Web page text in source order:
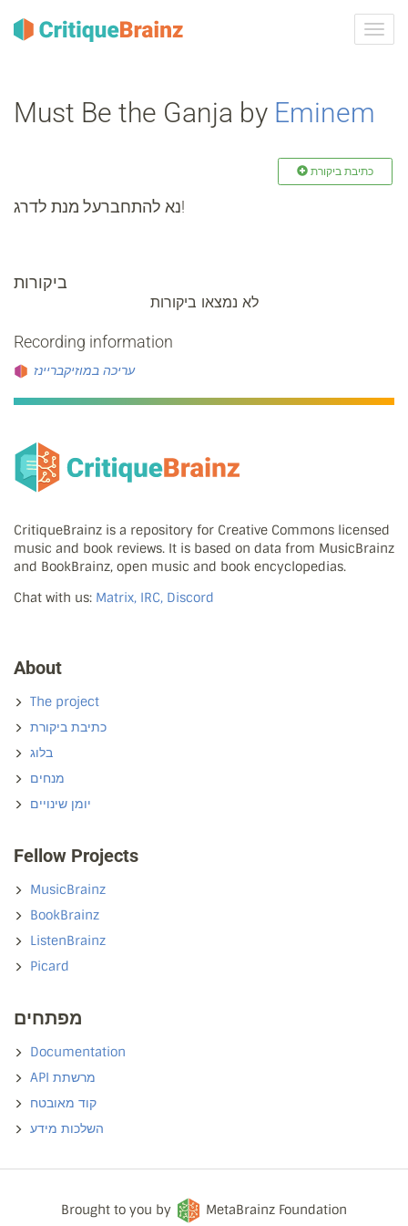
ברר
ניווט
Must Be the Ganja by Eminem
כתיבת ביקורת
נא להתחברעל מנת לדרג!
ביקורות
לא נמצאו ביקורות
Recording information
עריכה במוזיקבריינז
CritiqueBrainz is a repository for Creative Commons licensed
music and book reviews. It is based on data from MusicBrainz
and BookBrainz, open music and book encyclopedias.
Chat with us: Matrix, IRC, Discord
About
The project
כתיבת ביקורת
בלוג
מנחים
יומן שינויים
Fellow Projects
MusicBrainz
BookBrainz
ListenBrainz
Picard
מפתחים
Documentation
API מרשתת
קוד מאובטח
השלכות מידע
Brought to you by MetaBrainz Foundation